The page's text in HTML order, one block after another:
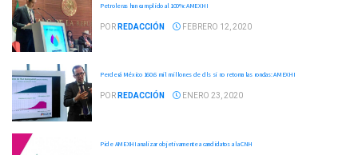
Petroleras han cumplido al 100%: AMEXHI
POR REDACCIÓN FEBRERO 12, 2020
Perderá México 160.6 mil millones de dls si no retoma las rondas: AMEXHI
POR REDACCIÓN ENERO 23, 2020
Pide AMEXHI analizar objetivamente a candidatos a la CNH